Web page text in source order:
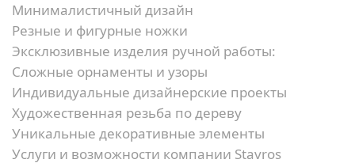
Минималистичный дизайн
Резные и фигурные ножки
Эксклюзивные изделия ручной работы:
Сложные орнаменты и узоры
Индивидуальные дизайнерские проекты
Художественная резьба по дереву
Уникальные декоративные элементы
Услуги и возможности компании Stavros